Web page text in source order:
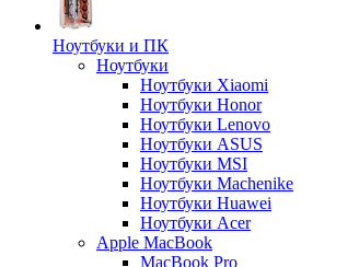
Ноутбуки и ПК
Ноутбуки
Ноутбуки Xiaomi
Ноутбуки Honor
Ноутбуки Lenovo
Ноутбуки ASUS
Ноутбуки MSI
Ноутбуки Machenike
Ноутбуки Huawei
Ноутбуки Acer
Apple MacBook
MacBook Pro